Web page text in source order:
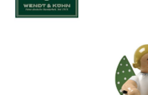
Bildergalerie überspringen